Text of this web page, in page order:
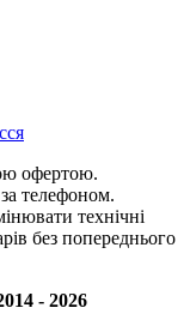
офертою.
телефоном.
технічні
без попереднього
- 2026